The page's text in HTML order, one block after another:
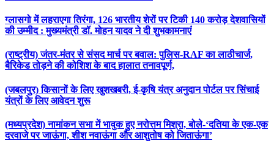
ग्लासगो में लहराएगा तिरंगा, 126 भारतीय शेरों पर टिकी 140 करोड़ देशवासियों
की उम्मीद : मुख्यमंत्री डॉ. मोहन यादव ने दी शुभकामनाएं
(राष्ट्रीय) जंतर-मंतर से संसद मार्च पर बवाल: पुलिस-RAF का लाठीचार्ज,
बैरिकेड तोड़ने की कोशिश के बाद हालात तनावपूर्ण,
(जबलपुर) किसानों के लिए खुशखबरी, ई-कृषि यंत्र अनुदान पोर्टल पर सिंचाई
यंत्रों के लिए आवेदन शुरू
(मध्यप्रदेश) नामांकन सभा में भावुक हुए नरोत्तम मिश्रा, बोले-‘दतिया के एक-एक
दरवाजे पर जाऊंगा, शीश नवाऊंगा और आशुतोष को जिताऊंगा’